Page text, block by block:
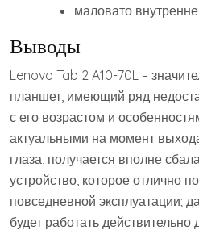
маловато
Выводы
Lenovo Tab 2 A10-70L –
планшет, имеющий ряд
с его возрастом и
актуальными на момент
глаза, получается вполне
устройство, которое отлично
повседневной эксплуатации;
будет работать действительно